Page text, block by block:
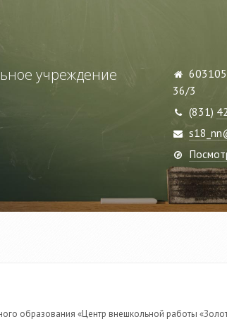
учреждение
36/3
(831)
образования «Центр внешкольной работы